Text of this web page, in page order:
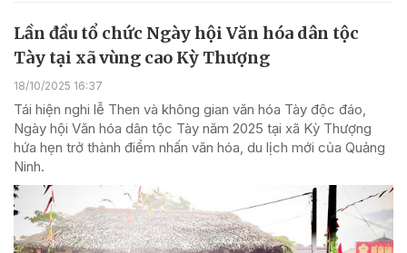
Lần đầu tổ chức Ngày hội Văn hóa dân tộc
Tày tại xã vùng cao Kỳ Thượng
18/10/2025 16:37
Tái hiện nghi lễ Then và không gian văn hóa Tày độc đáo,
Ngày hội Văn hóa dân tộc Tày năm 2025 tại xã Kỳ Thượng
hứa hẹn trở thành điểm nhấn văn hóa, du lịch mới của Quảng
Ninh.